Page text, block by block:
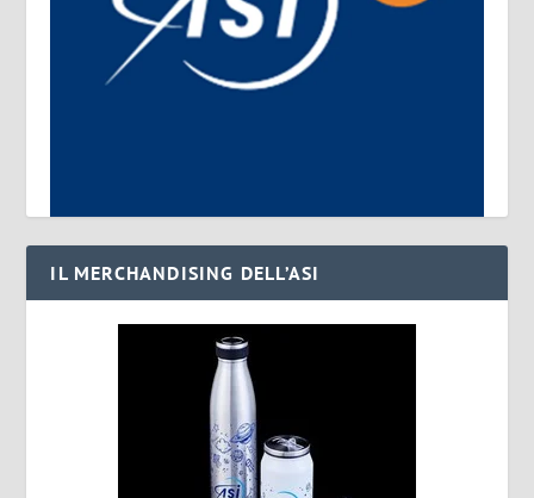
IL MERCHANDISING DELL’ASI